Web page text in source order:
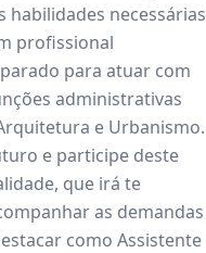
habilidades necessárias
profissional
para atuar com
administrativas
e Urbanismo.
e participe deste
que irá te
as demandas
como Assistente